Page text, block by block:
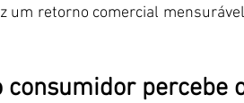
retorno comercial
consumidor percebe